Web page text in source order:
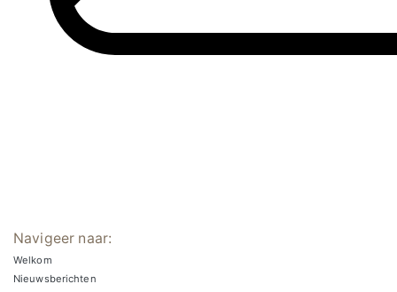
Navigeer naar:
Welkom
Nieuwsberichten